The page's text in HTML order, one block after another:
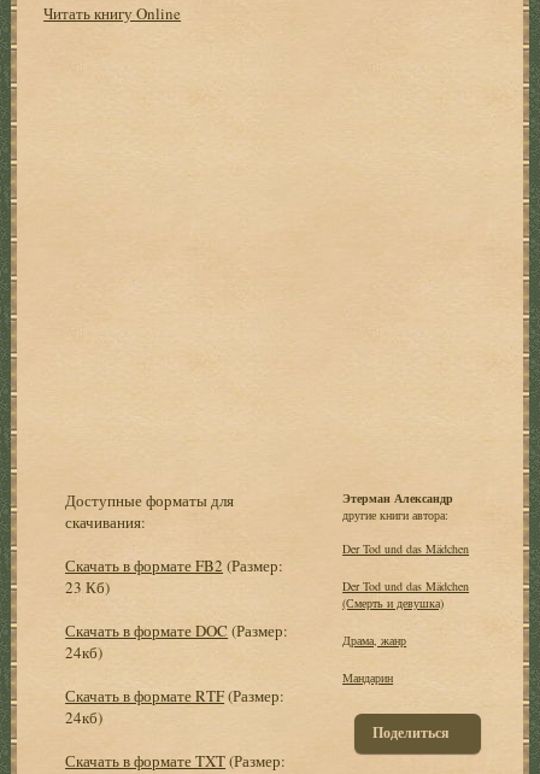
Читать книгу Online
Доступные форматы для
скачивания:
Скачать в формате FB2 (Размер:
23 Кб)
Скачать в формате DOC (Размер:
24кб)
Скачать в формате RTF(Размер:
24кб)
Скачать в формате TXT(Размер:
Этерман Александр
другие книги автора:
Der Tod und das Mädchen
Der Tod und das Mädchen
(Смерть и девушка)
Драма, жанр
Мандарин
Поделиться